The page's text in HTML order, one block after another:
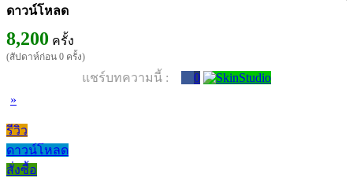
ดาวน์โหลด
8,200 ครั้ง
(สัปดาห์ก่อน 0 ครั้ง)
แชร์บทความนี้ :
0
»
รีวิว
ดาวน์โหลด
สั่งซื้อ